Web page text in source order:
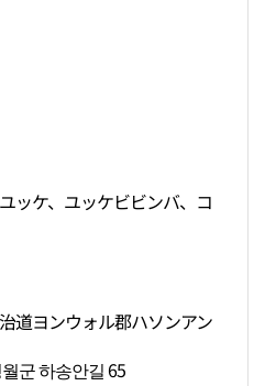
ッケ、ユッケビビンバ、コ
道ヨンウォル郡ハソンアン
군 하송안길 65